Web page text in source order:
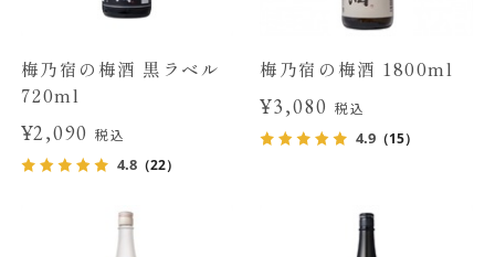
梅乃宿の梅酒 黒ラベル
720ml
¥2,090税込
4.8（22）
梅乃宿の梅酒 1800ml
¥3,080 税込
4.9 （15）